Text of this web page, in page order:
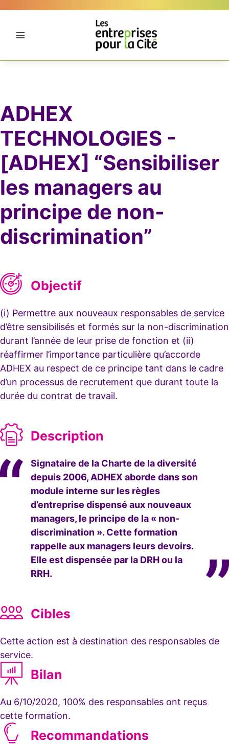
ADHEX
TECHNOLOGIES -
[ADHEX] “Sensibiliser
les managers au
principe de non-
discrimination”
Objectif
(i) Permettre aux nouveaux responsables de service
d’être sensibilisés et formés sur la non-discrimination
durant l’année de leur prise de fonction et (ii)
réaffirmer l’importance particulière qu’accorde
ADHEX au respect de ce principe tant dans le cadre
d’un processus de recrutement que durant toute la
durée du contrat de travail.
Description
Signataire de la Charte de la diversité
depuis 2006, ADHEX aborde dans son
module interne sur les règles
d’entreprise dispensé aux nouveaux
managers, le principe de la « non-
discrimination ». Cette formation
rappelle aux managers leurs devoirs.
Elle est dispensée par la DRH ou la
RRH.
Cibles
Cette action est à destination des responsables de
service.
Bilan
Au 6/10/2020, 100% des responsables ont reçus
cette formation.
Recommandations